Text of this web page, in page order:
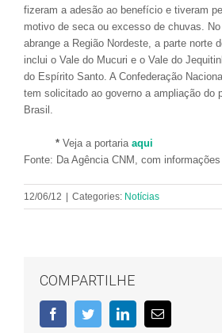
fizeram a adesão ao benefício e tiveram
motivo de seca ou excesso de chuvas.
abrange a Região Nordeste, a parte norte
inclui o Vale do Mucuri e o Vale do
do Espírito Santo. A Confederação
tem solicitado ao governo a ampliação do
Brasil.
* Veja a portaria aqui
Fonte: Da Agência CNM, com
12/06/12 Categories: Notícias
COMPARTILHE
FacebookTwitterLinkedIn
E-
mail